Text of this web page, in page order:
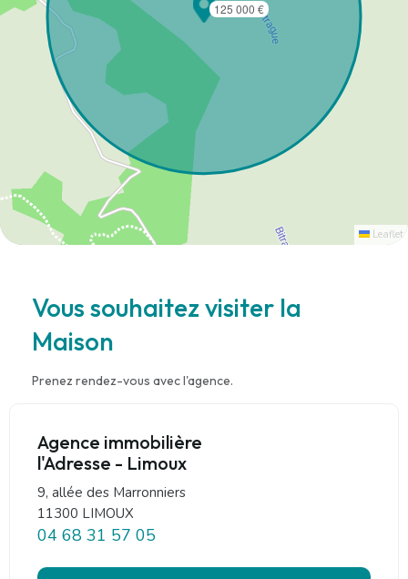
125 000 €
Leaflet
Vous souhaitez visiter la
Maison
Prenez rendez-vous avec l'agence.
Agence immobilière
l'Adresse - Limoux
9, allée des Marronniers
11300 LIMOUX
04 68 31 57 05